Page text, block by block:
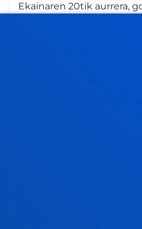
Ekainaren 20tik aurrera,